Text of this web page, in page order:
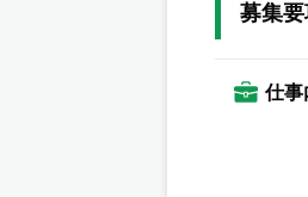
募集
仕事